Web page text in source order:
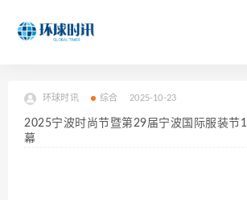
环球时讯 综合 2025-10-23
2025宁波时尚节暨第29届宁波国际服装节
幕